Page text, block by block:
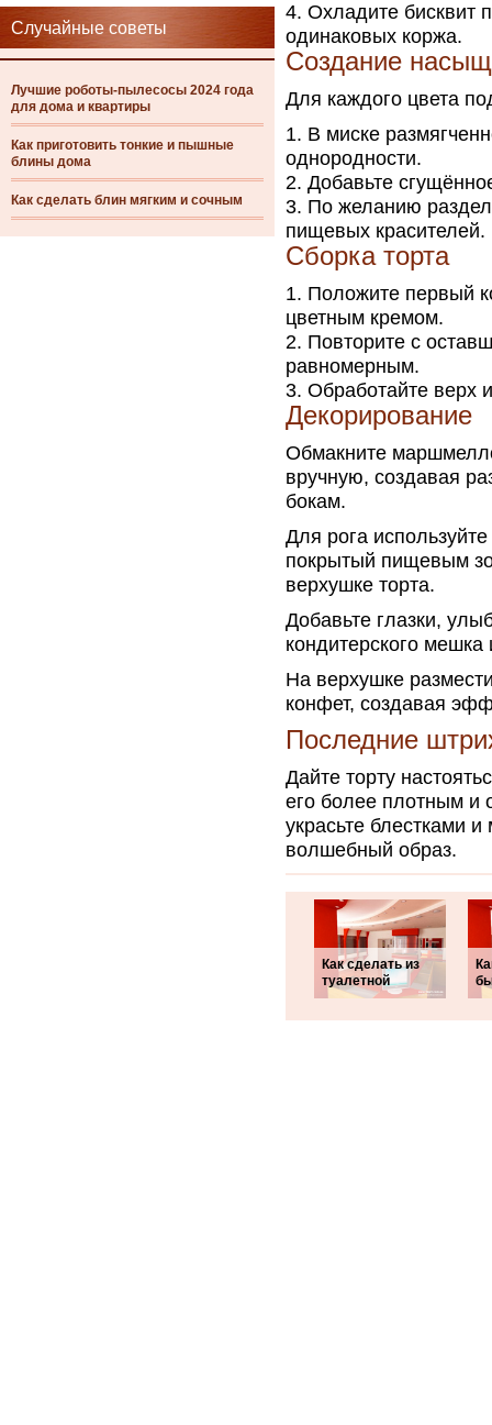
Случайные советы
Лучшие роботы-пылесосы 2024 года
для дома и квартиры
Как приготовить тонкие и пышные
блины дома
Как сделать блин мягким и сочным
Охладите бисквит
одинаковых коржа.
Создание
Для каждого цвета
В миске
однородности.
Добавьте
По желанию
пищевых красителей.
Сборка торта
Положите первый
цветным кремом.
Повторите с
равномерным.
Обработайте верх
Декорирование
Обмакните
вручную, создавая
бокам.
Для рога
покрытый пищевым
верхушке торта.
Добавьте глазки,
кондитерского мешка
На верхушке
конфет, создавая
Последние
Дайте торту
его более плотным и
украсьте блестками
волшебный образ.
Как сделать из
туалетной